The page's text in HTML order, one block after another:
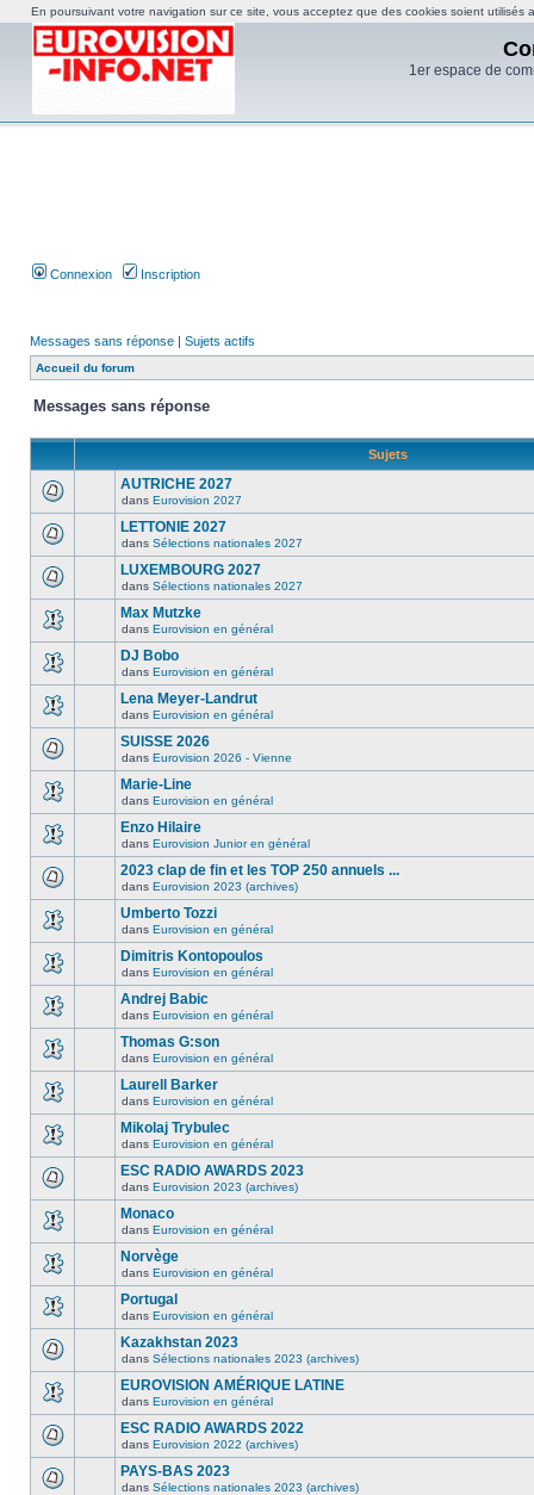
1er espace de
Connexion Inscription
Messages sans réponse | Sujets actifs
Accueil du forum
Messages sans réponse
Sujets
AUTRICHE 2027
dans Eurovision 2027
LETTONIE 2027
dans Sélections nationales 2027
LUXEMBOURG 2027
dans Sélections nationales 2027
Max Mutzke
dans Eurovision en général
DJ Bobo
dans Eurovision en général
Lena Meyer-Landrut
dans Eurovision en général
SUISSE 2026
dans Eurovision 2026 - Vienne
Marie-Line
dans Eurovision en général
Enzo Hilaire
dans Eurovision Junior en général
2023 clap de fin et les TOP 250 annuels ...
dans Eurovision 2023 (archives)
Umberto Tozzi
dans Eurovision en général
Dimitris Kontopoulos
dans Eurovision en général
Andrej Babic
dans Eurovision en général
Thomas G:son
dans Eurovision en général
Laurell Barker
dans Eurovision en général
Mikolaj Trybulec
dans Eurovision en général
ESC RADIO AWARDS 2023
dans Eurovision 2023 (archives)
Monaco
dans Eurovision en général
Norvège
dans Eurovision en général
Portugal
dans Eurovision en général
Kazakhstan 2023
dans Sélections nationales 2023 (archives)
EUROVISION AMÉRIQUE LATINE
dans Eurovision en général
ESC RADIO AWARDS 2022
dans Eurovision 2022 (archives)
PAYS-BAS 2023
dans Sélections nationales 2023 (archives)
En poursuivant votre navigation sur ce site, vous acceptez que des cookies soient